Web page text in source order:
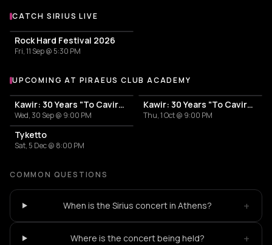
More events with Sirius
CATCH SIRIUS LIVE
Rock Hard Festival 2026
Fri, 11 Sep @ 5:30 PM
More events at Piraeus Club Academy
UPCOMING AT PIRAEUS CLUB ACADEMY
Kawir: 30 Years "To Cavirs" - Day I
Wed, 30 Sep @ 9:00 PM
Kawir: 30 Years "To Cavirs" - Day II
Thu, 1 Oct @ 9:00 PM
Tyketto
Sat, 5 Dec @ 8:00 PM
COMMON QUESTIONS
When is the Sirius concert in Athens? +
Where is the concert being held? +